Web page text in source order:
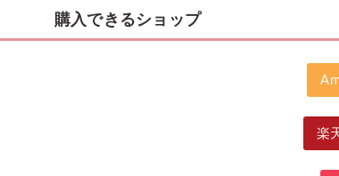
購入できるショップ
楽